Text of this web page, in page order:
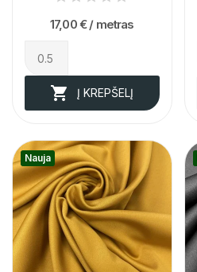
17,00 € / metras
 Į KREPŠELĮ
Nauja